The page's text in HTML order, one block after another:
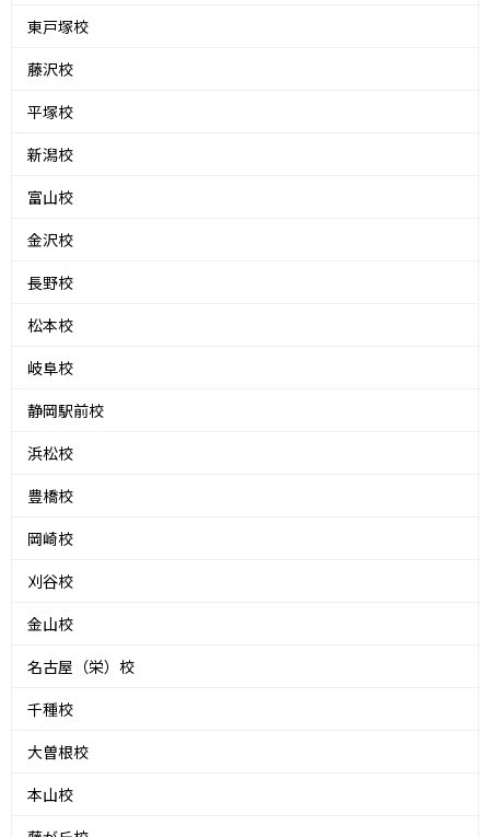
東戸塚校
藤沢校
平塚校
新潟校
富山校
金沢校
長野校
松本校
岐阜校
静岡駅前校
浜松校
豊橋校
岡崎校
刈谷校
金山校
名古屋（栄）校
千種校
大曽根校
本山校